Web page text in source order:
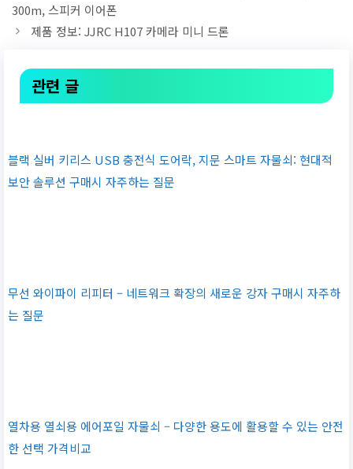
300m, 스피커 이어폰
제품 정보: JJRC H107 카메라 미니 드론
관련 글
블랙 실버 키리스 USB 충전식 도어락, 지문 스마트 자물쇠: 현대적
보안 솔루션 구매시 자주하는 질문
무선 와이파이 리피터 – 네트워크 확장의 새로운 강자 구매시 자주하
는 질문
열차용 열쇠용 에어포일 자물쇠 – 다양한 용도에 활용할 수 있는 안전
한 선택 가격비교